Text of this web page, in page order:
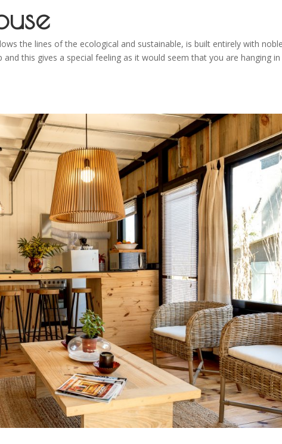
the lines of the ecological and sustainable, is built entirely with
this gives a special feeling as it would seem that you are hanging